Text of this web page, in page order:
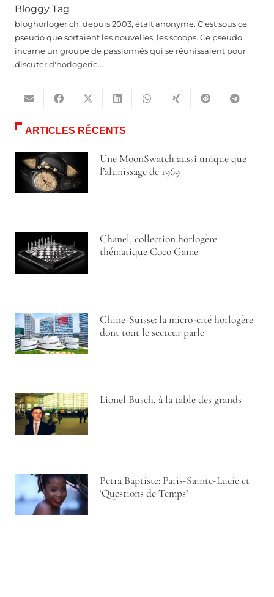
Bloggy Tag
bloghorloger.ch, depuis 2003, était anonyme. C'est sous ce
pseudo que sortaient les nouvelles, les scoops. Ce pseudo
incarne un groupe de passionnés qui se réunissaient pour
discuter d'horlogerie...
ARTICLES RÉCENTS
Une MoonSwatch aussi unique que
l’alunissage de 1969
Chanel, collection horlogère
thématique Coco Game
Chine-Suisse: la micro-cité horlogère
dont tout le secteur parle
Lionel Busch, à la table des grands
Petra Baptiste: Paris-Sainte-Lucie et
‘Questions de Temps’